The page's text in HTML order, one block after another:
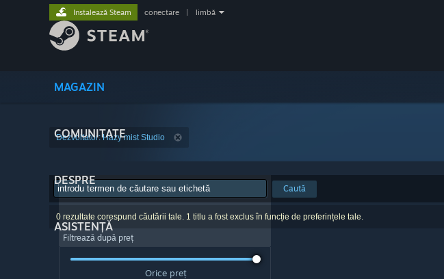
MAGAZIN
COMUNITATE
DESPRE
ASISTENȚĂ
Instalează Steam conectare limbă
Dezvoltator: Hazy mist Studio
Caută
0 rezultate corespund căutării tale. 1 titlu a fost exclus în funcție de preferințele tale.
Filtrează după preț
Orice preț